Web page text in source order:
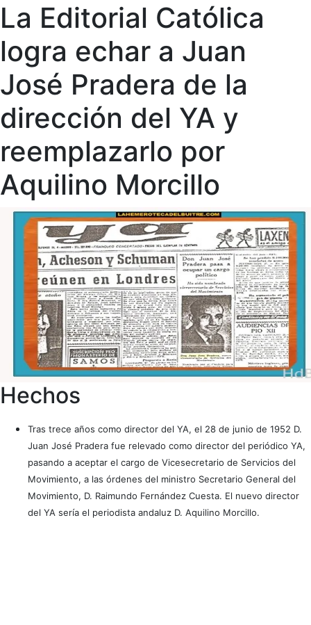
La Editorial Católica
logra echar a Juan
José Pradera de la
dirección del YA y
reemplazarlo por
Aquilino Morcillo
Hechos
Tras trece años como director del YA, el 28 de junio de 1952 D.
Juan José Pradera fue relevado como director del periódico YA,
pasando a aceptar el cargo de Vicesecretario de Servicios del
Movimiento, a las órdenes del ministro Secretario General del
Movimiento, D. Raimundo Fernández Cuesta. El nuevo director
del YA sería el periodista andaluz D. Aquilino Morcillo.